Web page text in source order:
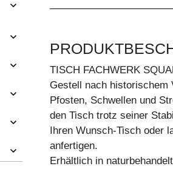
TISCH FACHWERK
Gestell nach historischem
Pfosten, Schwellen und
den Tisch trotz seiner
Ihren Wunsch-Tisch oder
anfertigen.
Erhältlich in